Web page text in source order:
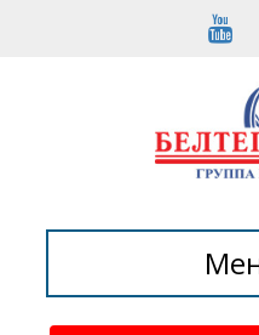
Toggle